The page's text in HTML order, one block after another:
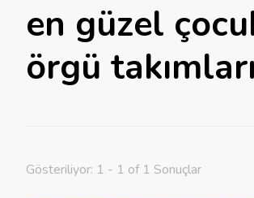
en güzel
örgü takımları
Gösteriliyor: 1 - 1 of 1 Sonuçlar